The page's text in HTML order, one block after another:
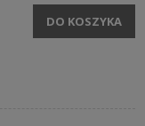
DO KOSZYKA